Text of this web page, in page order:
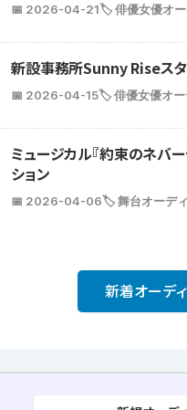
📅 2026-04-21🏷️ 俳優女優オ
新設事務所Sunny Riseスタ
📅 2026-04-15🏷️ 俳優女優オー
ミュージカル『約束のネバ
ション
📅 2026-04-06🏷️ 舞台オーデ
新着オーデ